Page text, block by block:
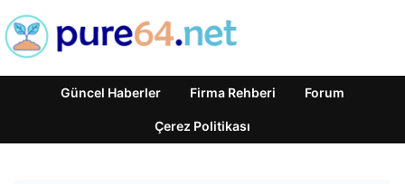
Güncel Haberler Firma Rehberi Forum
Çerez Politikası